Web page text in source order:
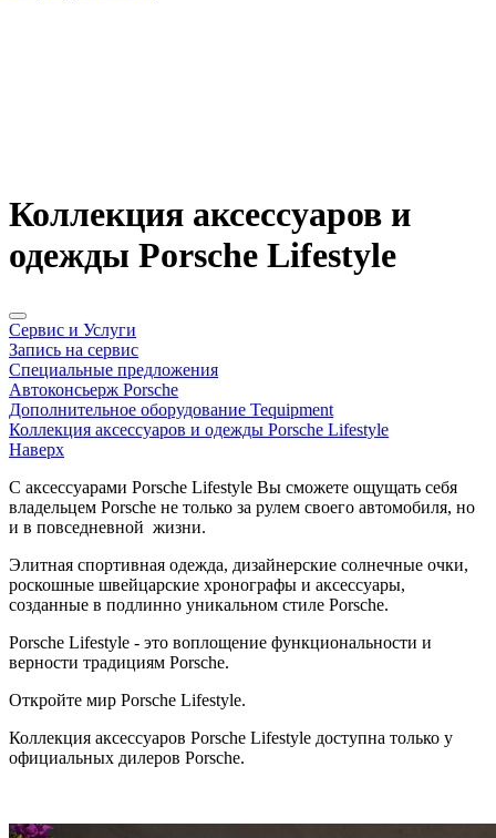
Коллекция аксессуаров и
одежды Porsche Lifestyle
Сервис и Услуги
Запись на сервис
Специальные предложения
Автоконсьерж Porsche
Дополнительное оборудование Tequipment
Коллекция аксессуаров и одежды Porsche Lifestyle
Наверх
С аксессуарами Porsche Lifestyle Вы сможете ощущать себя
владельцем Porsche не только за рулем своего автомобиля, но
и в повседневной жизни.
Элитная спортивная одежда, дизайнерские солнечные очки,
роскошные швейцарские хронографы и аксессуары,
созданные в подлинно уникальном стиле Porsche.
Porsche Lifestyle - это воплощение функциональности и
верности традициям Porsche.
Откройте мир Porsche Lifestyle.
Коллекция аксессуаров Porsche Lifestyle доступна только у
официальных дилеров Porsche.